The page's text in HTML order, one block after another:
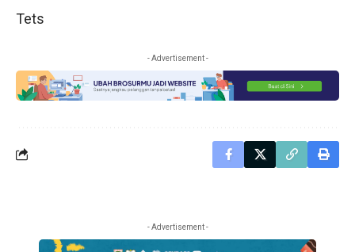
Tets
- Advertisement -
- Advertisement -